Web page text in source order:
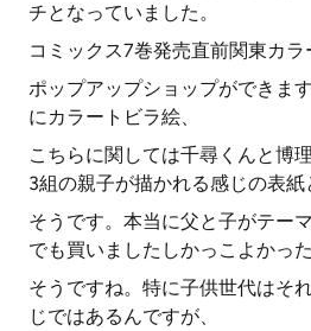
チとなっていました。
コミックス7巻発売直前関東カラ
ポップアップショップができま
にカラートビラ絵、
こちらに関しては千尋くんと博
3組の親子が描かれる感じの表紙
そうです。本当に父と子がテー
でも買いましたしかっこよかった
そうですね。特に子供世代はそ
じではあるんですが、